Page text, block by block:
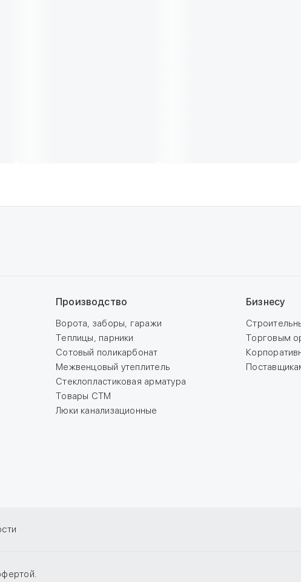
Производство
Ворота, заборы, гаражи
Теплицы, парники
Сотовый поликарбонат
Межвенцовый утеплитель
Стеклопластиковая арматура
Товары СТМ
Люки канализационные
Бизнесу
Торговым